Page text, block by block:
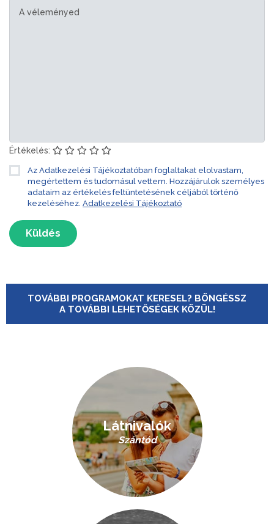
Értékelés:
Az Adatkezelési Tájékoztatóban foglaltakat elolvastam,
megértettem és tudomásul vettem. Hozzájárulok személyes
adataim az értékelés feltüntetésének céljából történő
kezeléséhez. Adatkezelési Tájékoztató
Küldés
TOVÁBBI PROGRAMOKAT KERESEL? BÖNGÉSSZ
A TOVÁBBI LEHETŐSÉGEK KÖZÜL!
Látnivalók
Szántód